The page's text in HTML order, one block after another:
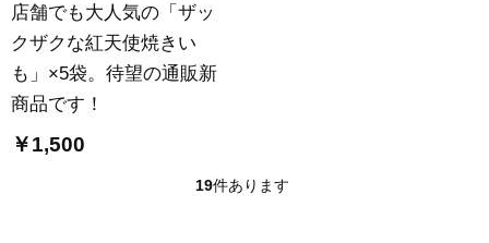
店舗でも大人気の「ザッ
クザクな紅天使焼きい
も」×5袋。待望の通販新
商品です！
￥1,500
19件あります